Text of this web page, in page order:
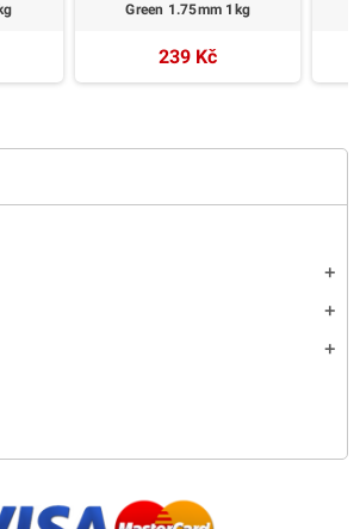
add
add
add
Green 1.75mm 1kg
239 Kč